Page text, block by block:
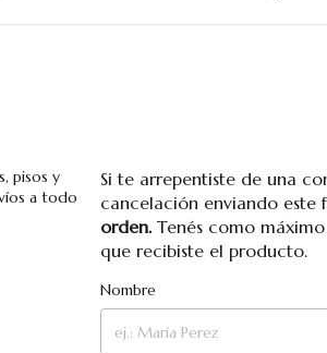
pisos y
a todo
Si te arrepentiste de una
cancelación enviando este
orden. Tenés como
que recibiste el producto.
Nombre